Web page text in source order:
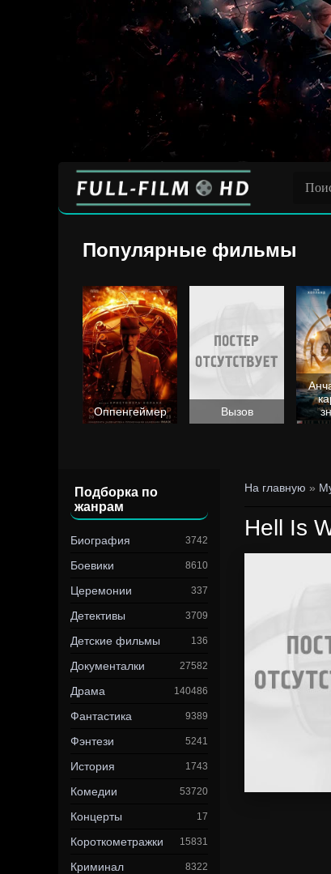
Популярные фильмы
Оппенгеймер Вызов
Подборка по
жанрам
Биография 3742
Боевики 8610
Церемонии 337
Детективы 3709
Детские фильмы 136
Документалки 27582
Драма 140486
Фантастика 9389
Фэнтези 5241
История 1743
Комедии 53720
Концерты 17
Короткометражки 15831
Криминал 8322
На главную »
Hell Is